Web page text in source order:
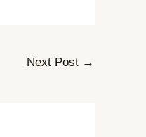
Next Post →